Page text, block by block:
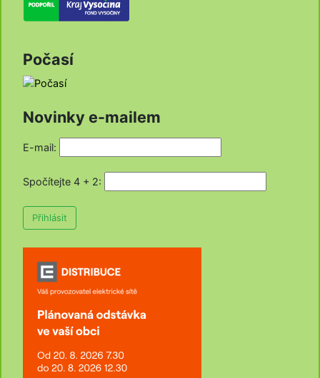
Počasí
Novinky e-mailem
E-mail:
Spočítejte 4 + 2:
Přihlásit